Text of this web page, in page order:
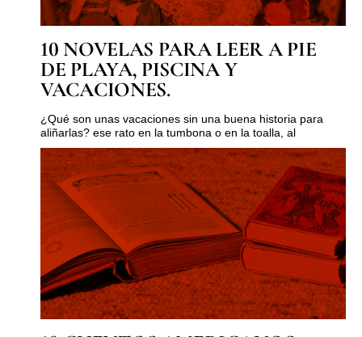
10 NOVELAS PARA LEER A PIE
DE PLAYA, PISCINA Y
VACACIONES.
¿Qué son unas vacaciones sin una buena historia para
aliñarlas? ese rato en la tumbona o en la toalla, al